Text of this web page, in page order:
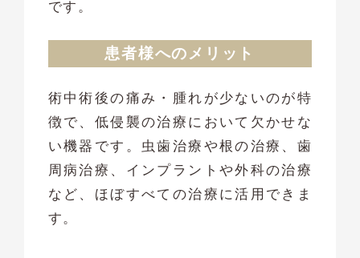
です。
患者様へのメリット
術中術後の痛み・腫れが少ないのが特
徴で、低侵襲の治療において欠かせな
い機器です。虫歯治療や根の治療、歯
周病治療、インプラントや外科の治療
など、ほぼすべての治療に活用できま
す。